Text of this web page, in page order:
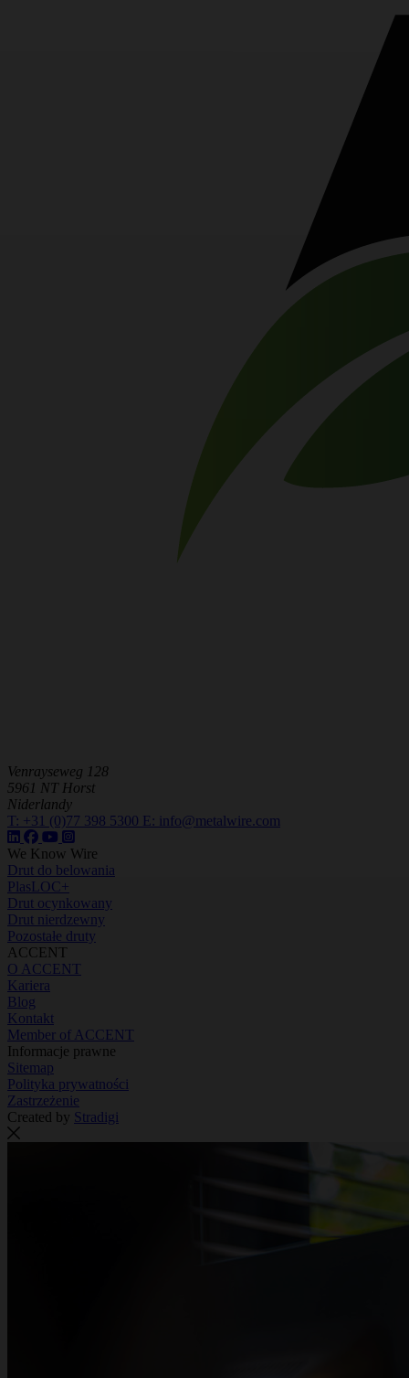
Venrayseweg 128
5961 NT Horst
Niderlandy
T: +31 (0)77 398 5300 E: info@metalwire.com
We Know Wire
Drut do belowania
PlasLOC+
Drut ocynkowany
Drut nierdzewny
Pozostałe druty
ACCENT
O ACCENT
Kariera
Blog
Kontakt
Member of ACCENT
Informacje prawne
Sitemap
Polityka prywatności
Zastrzeżenie
Created by Stradigi